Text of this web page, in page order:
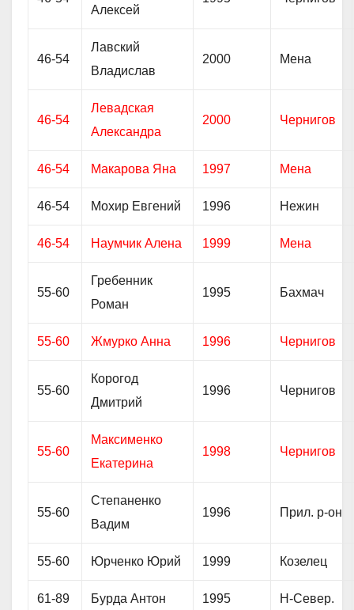
Алексей
46-54
Лавский
Владислав
2000 Мена
46-54
Левадская
Александра
2000 Чернигов
46-54 Макарова Яна 1997 Мена
46-54 Мохир Евгений 1996 Нежин
46-54 Наумчик Алена 1999 Мена
55-60
Гребенник
Роман
1995 Бахмач
55-60 Жмурко Анна 1996 Чернигов
55-60
Корогод
Дмитрий
1996 Чернигов
55-60
Максименко
Екатерина
1998 Чернигов
55-60
Степаненко
Вадим
1996 Прил. р-он
55-60 Юрченко Юрий 1999 Козелец
61-89 Бурда Антон 1995 Н-Север.